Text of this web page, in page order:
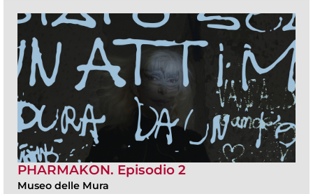
PHARMAKON. Episodio 2
Museo delle Mura